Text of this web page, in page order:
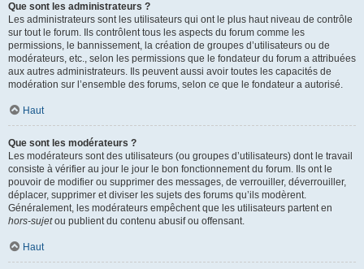
Que sont les administrateurs ?
Les administrateurs sont les utilisateurs qui ont le plus haut niveau de contrôle
sur tout le forum. Ils contrôlent tous les aspects du forum comme les
permissions, le bannissement, la création de groupes d’utilisateurs ou de
modérateurs, etc., selon les permissions que le fondateur du forum a attribuées
aux autres administrateurs. Ils peuvent aussi avoir toutes les capacités de
modération sur l’ensemble des forums, selon ce que le fondateur a autorisé.
Haut
Que sont les modérateurs ?
Les modérateurs sont des utilisateurs (ou groupes d’utilisateurs) dont le travail
consiste à vérifier au jour le jour le bon fonctionnement du forum. Ils ont le
pouvoir de modifier ou supprimer des messages, de verrouiller, déverrouiller,
déplacer, supprimer et diviser les sujets des forums qu’ils modèrent.
Généralement, les modérateurs empêchent que les utilisateurs partent en
hors-sujetou publient du contenu abusif ou offensant.
Haut